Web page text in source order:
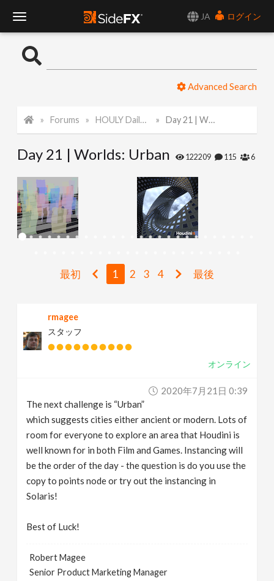
JA
ログイン
o
l
e
N
g
Advanced Search
Forums HOULY Daily Challenge Day 21 | Worlds: Urban
Day 21 | Worlds: Urban 122209 115 6
最初 1 2 3 4 最後
rmagee
スタッフ
オンライン
2020年7月21日 0:39
The next challenge is “Urban”
which suggests cities either ancient or modern. Lots of
room for everyone to explore an area that Houdini is
well known for in both Film and Games. Instancing will
be the order of the day - the question is do you use the
copy to points node or try out the instancing in
Solaris!
Best of Luck!
Robert Magee
Senior Product Marketing Manager